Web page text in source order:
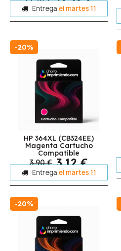
Entrega el martes 11
-20%
HP 364XL (CB324EE)
Magenta Cartucho
Compatible
3,90 € 3,12 €
Entrega el martes 11
-20%